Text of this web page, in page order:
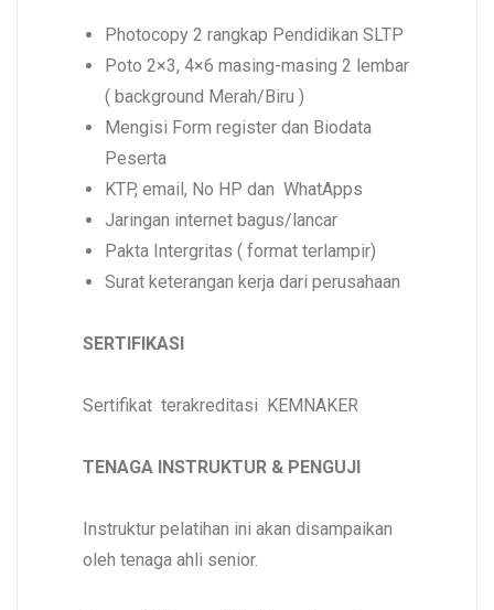
Photocopy 2 rangkap Pendidikan SLTP
Poto 2×3, 4×6 masing-masing 2 lembar
( background Merah/Biru )
Mengisi Form register dan Biodata
Peserta
KTP, email, No HP dan WhatApps
Jaringan internet bagus/lancar
Pakta Intergritas ( format terlampir)
Surat keterangan kerja dari perusahaan
SERTIFIKASI
Sertifikat terakreditasi KEMNAKER
TENAGA INSTRUKTUR & PENGUJI
Instruktur pelatihan ini akan disampaikan
oleh tenaga ahli senior.